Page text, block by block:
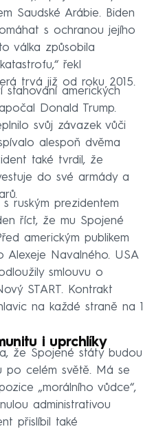
Saudské Arábie. Biden
s ochranou jejího
válka způsobila
řekl
trvá již od roku 2015.
stahování amerických
Donald Trump.
svůj závazek vůči
alespoň dvěma
také tvrdil, že
do své armády a
ruským prezidentem
říct, že mu Spojené
americkým publikem
Alexeje Navalného. USA
smlouvu o
START. Kontrakt
na každé straně na 1
i uprchlíky
že Spojené státy budou
po celém světě. Má se
„morálního vůdce“,
administrativou
přislíbil také